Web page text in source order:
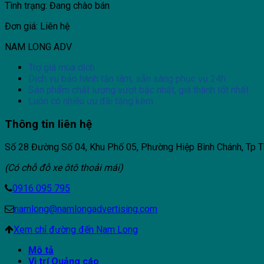
Tình trạng: Đang chào bán
Đơn giá: Liên hệ
NAM LONG ADV
Trợ giá mùa dịch
Dịch vụ bảo hành tận tâm, sẵn sàng phục vụ 24h
Sản phẩm chất lượng vượt bậc nhất, giá thành tốt nhất
Luôn có nhiều ưu đãi tặng kèm
Thông tin liên hệ
Số 28 Đường Số 04, Khu Phố 05, Phường Hiệp Bình Chánh, Tp
(Có chỗ đỗ xe ôtô thoải mái)
0916 095 795
namlong@namlongadvertising.com
Xem chỉ đường đến Nam Long
Mô tả
Vị trí Quảng cáo